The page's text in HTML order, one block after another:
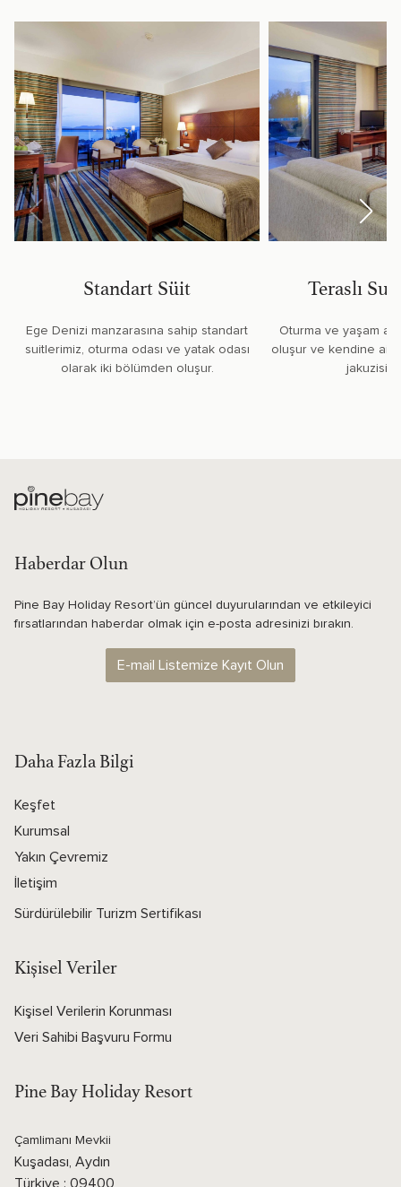
Standart Süit
Ege Denizi manzarasına sahip standart
suitlerimiz, oturma odası ve yatak odası
olarak iki bölümden oluşur.
Teraslı
Oturma ve yaşam
oluşur ve kendine ait
jakuzisi
Haberdar Olun
Pine Bay Holiday Resort’ün güncel duyurularından ve etkileyici
fırsatlarından haberdar olmak için e-posta adresinizi bırakın.
E-mail Listemize Kayıt Olun
Daha Fazla Bilgi
Keşfet
Kurumsal
Yakın Çevremiz
İletişim
Sürdürülebilir Turizm Sertifikası
Kişisel Veriler
Kişisel Verilerin Korunması
Veri Sahibi Başvuru Formu
Pine Bay Holiday Resort
Çamlimanı Mevkii
Kuşadası, Aydın
Türkiye : 09400